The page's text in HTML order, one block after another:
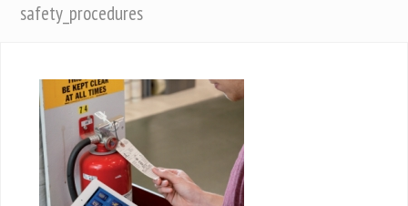
safety_procedures